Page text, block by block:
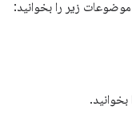
زیر را بخوانید:
بخوانید.